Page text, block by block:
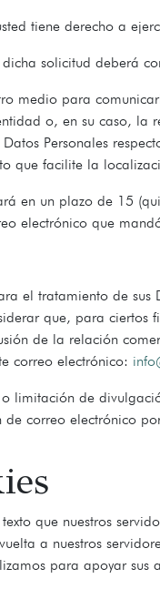
tiene derecho a
solicitud deberá
medio para
o, en su caso, la
Personales
que facilite la
en un plazo de 15
electrónico que
el tratamiento de
que, para
de la relación
correo electrónico:
limitación de
correo electrónico
que nuestros
a nuestros
para apoyar